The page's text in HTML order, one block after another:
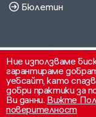
Ние използваме
гарантираме
уебсайт, като
добри практики за
Ви данни. Вижте
поверителност
Бюлетин